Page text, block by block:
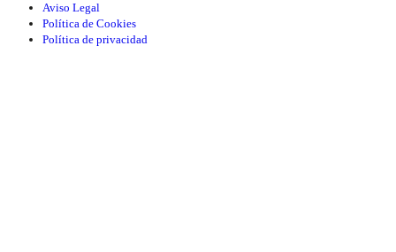
Aviso Legal
Política de Cookies
Política de privacidad